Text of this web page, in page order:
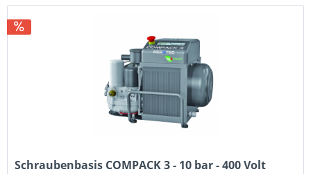
Schraubenbasis COMPACK 3 - 10 bar - 400 Volt